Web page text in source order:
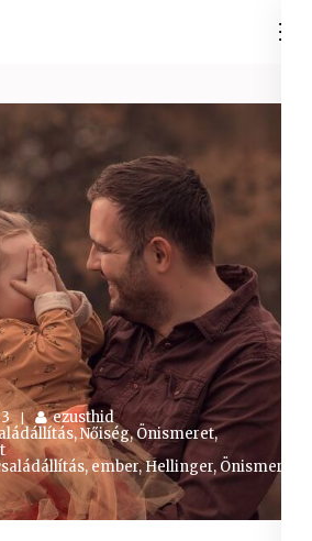
ezusthid
,Nőiség,Önismeret,
, ember,Hellinger,Önismeret